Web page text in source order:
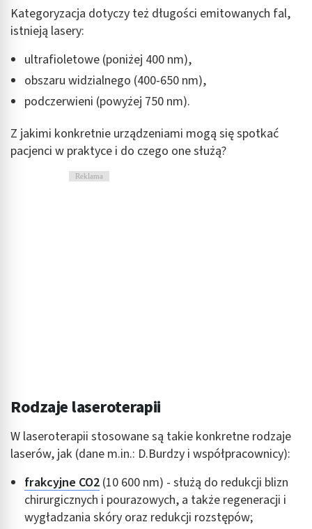
Kategoryzacja dotyczy też długości emitowanych fal,
istnieją lasery:
ultrafioletowe (poniżej 400 nm),
obszaru widzialnego (400-650 nm),
podczerwieni (powyżej 750 nm).
Z jakimi konkretnie urządzeniami mogą się spotkać
pacjenci w praktyce i do czego one służą?
Reklama
Rodzaje laseroterapii
W laseroterapii stosowane są takie konkretne rodzaje
laserów, jak (dane m.in.: D.Burdzy i współpracownicy):
frakcyjne CO2 (10 600 nm) - służą do redukcji blizn
chirurgicznych i pourazowych, a także regeneracji i
wygładzania skóry oraz redukcji rozstępów;